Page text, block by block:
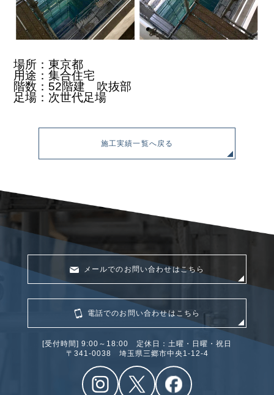
場所：東京都
用途：集合住宅
階数：52階建 吹抜部
足場：次世代足場
施工実績一覧へ戻る
メールでのお問い合わせはこちら
電話でのお問い合わせはこちら
[受付時間] 9:00～18:00 定休日：土曜・日曜・祝日
〒341‐0038 埼玉県三郷市中央1-12-4